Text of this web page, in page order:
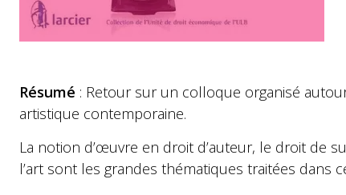
Résumé : Retour sur un colloque organisé
artistique contemporaine.
La notion d’œuvre en droit d’auteur, le droit de
l’art sont les grandes thématiques traitées dans